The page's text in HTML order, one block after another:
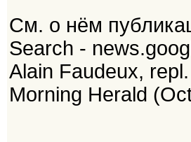
См. о нём
Search -
Alain Faudeux,
Morning Herald